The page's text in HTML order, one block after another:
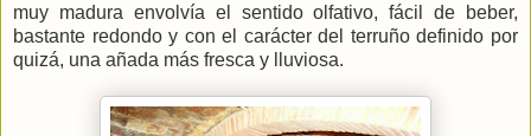
muy madura envolvía el sentido olfativo, fácil de beber,
bastante redondo y con el carácter del terruño definido por
quizá, una añada más fresca y lluviosa.